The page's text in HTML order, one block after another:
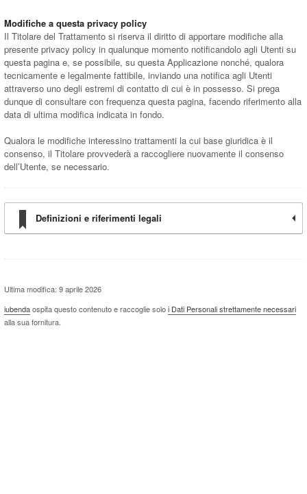
Modifiche a questa privacy policy
Il Titolare del Trattamento si riserva il diritto di apportare modifiche alla
presente privacy policy in qualunque momento notificandolo agli Utenti su
questa pagina e, se possibile, su questa Applicazione nonché, qualora
tecnicamente e legalmente fattibile, inviando una notifica agli Utenti
attraverso uno degli estremi di contatto di cui è in possesso. Si prega
dunque di consultare con frequenza questa pagina, facendo riferimento alla
data di ultima modifica indicata in fondo.
Qualora le modifiche interessino trattamenti la cui base giuridica è il
consenso, il Titolare provvederà a raccogliere nuovamente il consenso
dell’Utente, se necessario.
Definizioni e riferimenti legali
Ultima modifica: 9 aprile 2026
iubendaospita questo contenuto e raccoglie soloi Dati Personali strettamente necessari
alla sua fornitura.